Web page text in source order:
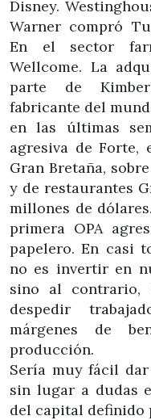
Disney.
Warner compró
En el sector
Wellcome. La
parte de
fabricante del
en las últimas
agresiva de
Gran Bretaña,
y de restaurantes
millones de
primera OPA
papelero. En casi
no es invertir en
sino al contrario,
despedir
márgenes de
producción.
Sería muy fácil
sin lugar a dudas
del capital definido